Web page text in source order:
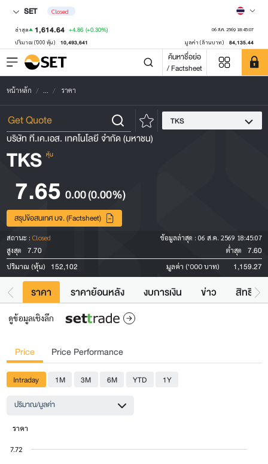
SET Closed
ล่าสุด 1,614.64 +4.86 (+0.30%) 06 ส.ค. 2569 18:45:07
ปริมาณ ('000 หุ้น) 10,493,641 มูลค่า (ล้านบาท) 84,135.44
ค้นหาชื่อย่อ
/ Factsheet
หน้าหลัก ... ราคา
TKS
บริษัท ที.เค.เอส. เทคโนโลยี จำกัด (มหาชน)
TKS หุ้น
7.65 0.00(0.00%)
สรุปข้อสนเทศ บจ. (Factsheet)
สถานะ : Closed ข้อมูลล่าสุด : 06 ส.ค. 2569 18:45:07
สูงสุด
7.70 ต่ำสุด 7.60
ปริมาณ (หุ้น) 152,102 มูลค่า ('000 บาท) 1,159.27
ราคา ราคาย้อนหลัง งบการเงิน ข่าว สิทธิปร
ดูข้อมูลเชิงลึก
Price Price Performance
Intraday 1M 3M 6M YTD
1Y
ปริมาณ/มูลค่า